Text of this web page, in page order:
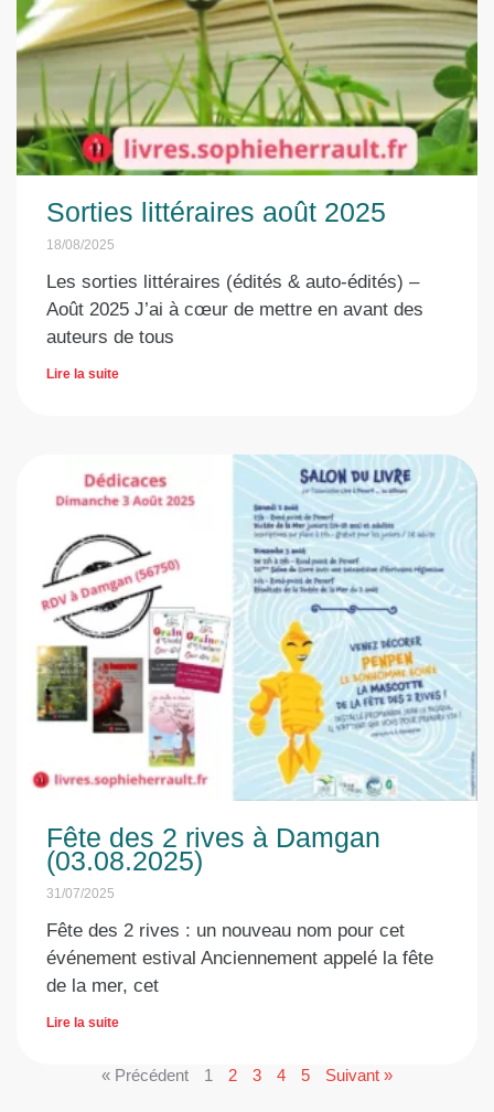
Sorties littéraires août 2025
18/08/2025
Les sorties littéraires (édités & auto-édités) –
Août 2025 J’ai à cœur de mettre en avant des
auteurs de tous
Lire la suite
Fête des 2 rives à Damgan
(03.08.2025)
31/07/2025
Fête des 2 rives : un nouveau nom pour cet
événement estival Anciennement appelé la fête
de la mer, cet
Lire la suite
« Précédent 1 2 3 4 5 Suivant »